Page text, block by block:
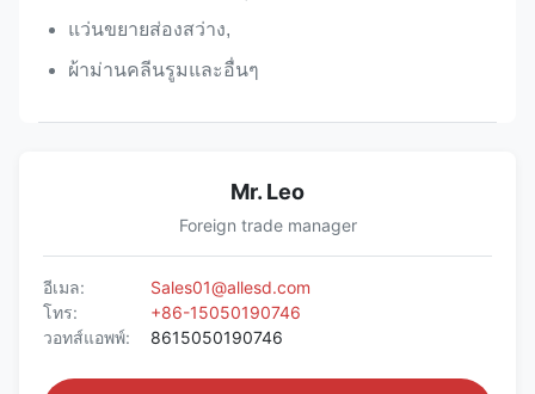
แว่นขยายส่องสว่าง,
ผ้าม่านคลีนรูมและอื่นๆ
Mr. Leo
Foreign trade manager
อีเมล:
Sales01@allesd.com
โทร:
+86-15050190746
วอทส์แอพพ์:
8615050190746